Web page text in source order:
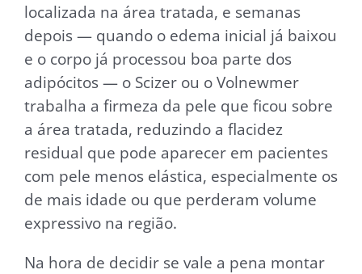
localizada na área tratada, e semanas
depois — quando o edema inicial já baixou
e o corpo já processou boa parte dos
adipócitos — o Scizer ou o Volnewmer
trabalha a firmeza da pele que ficou sobre
a área tratada, reduzindo a flacidez
residual que pode aparecer em pacientes
com pele menos elástica, especialmente os
de mais idade ou que perderam volume
expressivo na região.
Na hora de decidir se vale a pena montar